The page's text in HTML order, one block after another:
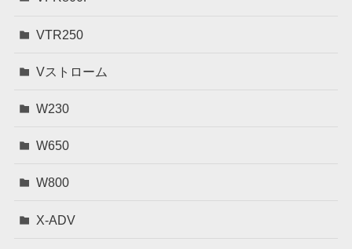
VTR250
Vストローム
W230
W650
W800
X-ADV